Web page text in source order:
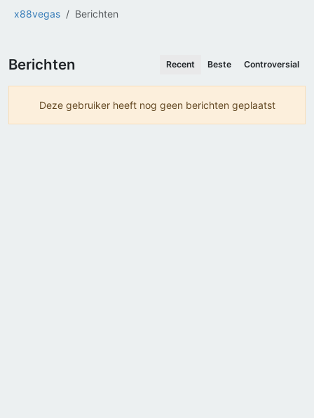
x88vegas Berichten
Berichten Recent Beste Controversial
Deze gebruiker heeft nog geen berichten geplaatst